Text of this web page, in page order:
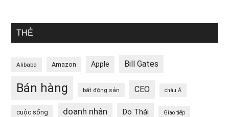
THẺ
Alibaba Amazon Apple Bill Gates
Bán hàng bất động sản CEO châu Á
cuộc sống doanh nhân Do Thái Giao tiếp